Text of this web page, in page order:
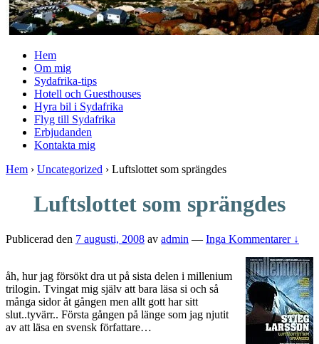
Hem
Om mig
Sydafrika-tips
Hotell och Guesthouses
Hyra bil i Sydafrika
Flyg till Sydafrika
Erbjudanden
Kontakta mig
Hem › Uncategorized › Luftslottet som sprängdes
Luftslottet som sprängdes
Publicerad den 7 augusti, 2008 av admin — Inga Kommentarer ↓
åh, hur jag försökt dra ut på sista delen i millenium
trilogin. Tvingat mig själv att bara läsa si och så
många sidor åt gången men allt gott har sitt
slut..tyvärr.. Första gången på länge som jag njutit
av att läsa en svensk författare…